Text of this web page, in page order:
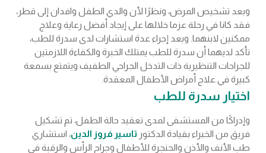
وبعد تشخيص المرض، ونظرًا لأن والدي الطفل وافدان إلى قطر،
فقد كانا في رحلة عزما خلالها على إيجاد أفضل رعاية وعلاج
ممكنين لابنهما. وبعد إجراء عدة استشارات لدى سدرة للطب،
تأكد لديهما أن سدرة للطب يمتلك الخبرة والكفاءة اللازمتين
للجراحات التنظيرية ذات التدخل الجراحي الطفيف ويتمتع بسمعة
كبيرة في علاج أمراض الأطفال المعقدة.
اختيار سدرة للطب
وإدراكًا من المستشفى لمدى تعقيد حالة الطفل، تم تشكيل
فريق من الخبراء بقيادة الدكتور تاسير فروز الدين، استشاري
طب الأنف والأذن والحنجرة للأطفال وجراح الرأس والرقبة في